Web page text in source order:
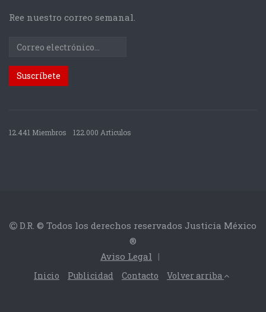
Ree nuestro correo semanal.
12.441 Miembros 122.000 Articulos
D.R. © Todos los derechos reservados Justicia México
®
Aviso Legal |
Inicio Publicidad Contacto Volver arriba